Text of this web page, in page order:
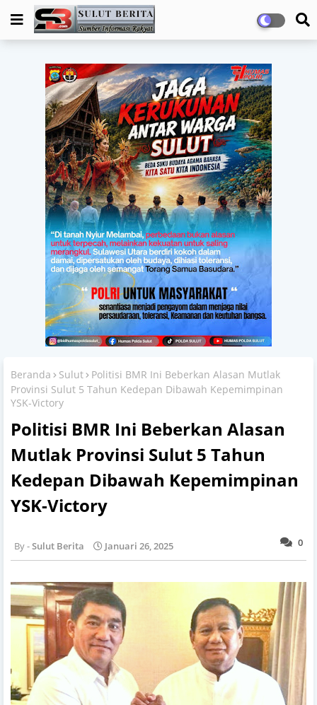
Beranda Sulut
Politisi BMR Ini Beberkan Alasan Mutlak
Provinsi Sulut 5 Tahun Kedepan Dibawah Kepemimpinan
YSK-Victory
Politisi BMR Ini Beberkan Alasan
Mutlak Provinsi Sulut 5 Tahun
Kedepan Dibawah Kepemimpinan
YSK-Victory
0
Sulut Berita Januari 26, 2025